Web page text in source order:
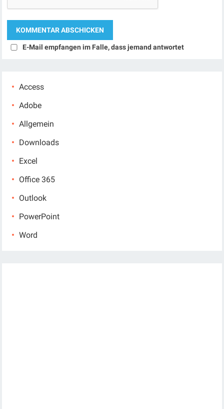
E-Mail empfangen im Falle, dass jemand antwortet
Access
Adobe
Allgemein
Downloads
Excel
Office 365
Outlook
PowerPoint
Word